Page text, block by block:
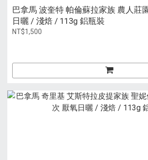
巴拿馬 波奎特 帕倫蘇拉家族 農人莊
日曬 / 淺焙 / 113g 鋁瓶裝
NT$1,500